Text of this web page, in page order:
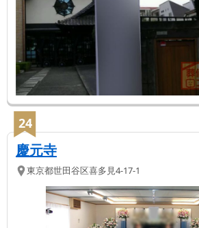
24
慶元寺
東京都世田谷区喜多見4-17-1